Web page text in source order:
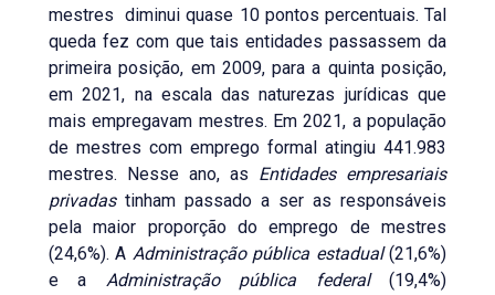
mestres diminui quase 10 pontos percentuais. Tal
queda fez com que tais entidades passassem da
primeira posição, em 2009, para a quinta posição,
em 2021, na escala das naturezas jurídicas que
mais empregavam mestres. Em 2021, a população
de mestres com emprego formal atingiu 441.983
mestres. Nesse ano, as Entidades empresariais
privadastinham passado a ser as responsáveis
pela maior proporção do emprego de mestres
(24,6%). A Administração pública estadual(21,6%)
e a Administração pública federal(19,4%)